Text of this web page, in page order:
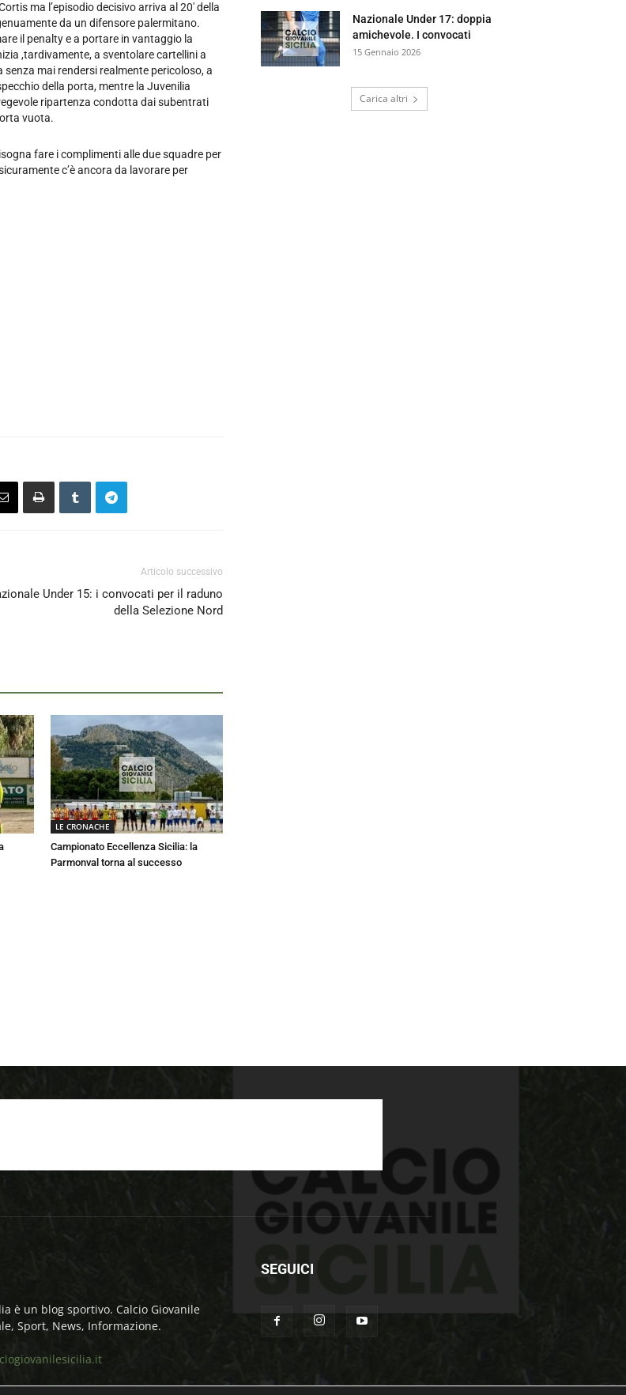
ma l’episodio decisivo arriva al 20′ della
da un difensore palermitano.
il penalty e a portare in vantaggio la
,tardivamente, a sventolare cartellini a
senza mai rendersi realmente pericoloso, a
della porta, mentre la Juvenilia
ripartenza condotta dai subentrati
vuota.
fare i complimenti alle due squadre per
c’è ancora da lavorare per
Articolo successivo
Under 15: i convocati per il raduno
della Selezione Nord
LE CRONACHE
Campionato Eccellenza Sicilia: la
Parmonval torna al successo
Nazionale Under 17: doppia
amichevole. I convocati
15 Gennaio 2026
Carica altri
è un blog sportivo. Calcio Giovanile
Sport, News, Informazione.
SEGUICI